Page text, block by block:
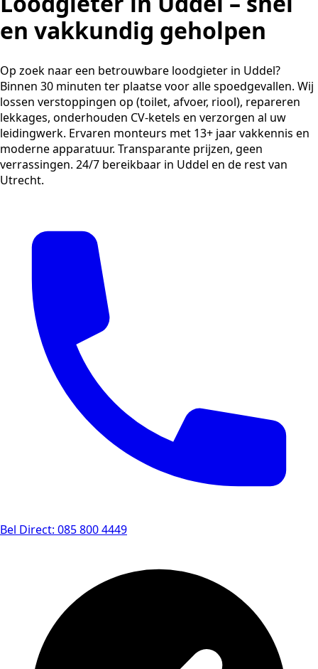
en vakkundig geholpen
Op zoek naar een betrouwbare loodgieter in Uddel?
Binnen 30 minuten ter plaatse voor alle spoedgevallen. Wij
lossen verstoppingen op (toilet, afvoer, riool), repareren
lekkages, onderhouden CV-ketels en verzorgen al uw
leidingwerk. Ervaren monteurs met 13+ jaar vakkennis en
moderne apparatuur. Transparante prijzen, geen
verrassingen. 24/7 bereikbaar in Uddel en de rest van
Utrecht.
Bel Direct: 085 800 4449